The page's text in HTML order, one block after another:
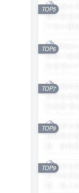
TOP5
TOP6
TOP7
TOP8
TOP9